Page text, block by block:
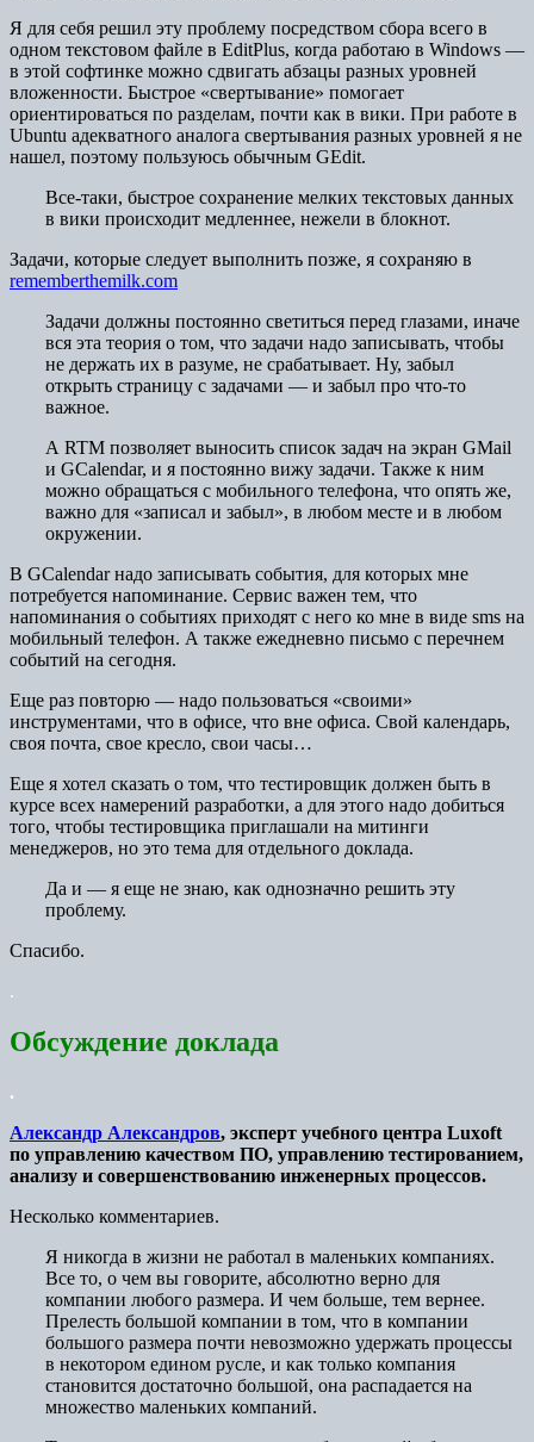
Я для себя решил эту проблему посредством сбора всего в
одном текстовом файле в EditPlus, когда работаю в Windows —
в этой софтинке можно сдвигать абзацы разных уровней
вложенности. Быстрое «свертывание» помогает
ориентироваться по разделам, почти как в вики. При работе в
Ubuntu адекватного аналога свертывания разных уровней я не
нашел, поэтому пользуюсь обычным GEdit.
Все-таки, быстрое сохранение мелких текстовых данных
в вики происходит медленнее, нежели в блокнот.
Задачи, которые следует выполнить позже, я сохраняю в
rememberthemilk.com
Задачи должны постоянно светиться перед глазами, иначе
вся эта теория о том, что задачи надо записывать, чтобы
не держать их в разуме, не срабатывает. Ну, забыл
открыть страницу с задачами — и забыл про что-то
важное.
А RTM позволяет выносить список задач на экран GMail
и GCalendar, и я постоянно вижу задачи. Также к ним
можно обращаться с мобильного телефона, что опять же,
важно для «записал и забыл», в любом месте и в любом
окружении.
В GCalendar надо записывать события, для которых мне
потребуется напоминание. Сервис важен тем, что
напоминания о событиях приходят с него ко мне в виде sms на
мобильный телефон. А также ежедневно письмо с перечнем
событий на сегодня.
Еще раз повторю — надо пользоваться «своими»
инструментами, что в офисе, что вне офиса. Свой календарь,
своя почта, свое кресло, свои часы…
Еще я хотел сказать о том, что тестировщик должен быть в
курсе всех намерений разработки, а для этого надо добиться
того, чтобы тестировщика приглашали на митинги
менеджеров, но это тема для отдельного доклада.
Да и — я еще не знаю, как однозначно решить эту
проблему.
Спасибо.
.
Обсуждение доклада
.
Александр Александров, эксперт учебного центра Luxoft
по управлению качеством ПО, управлению тестированием,
анализу и совершенствованию инженерных процессов.
Несколько комментариев.
Я никогда в жизни не работал в маленьких компаниях.
Все то, о чем вы говорите, абсолютно верно для
компании любого размера. И чем больше, тем вернее.
Прелесть большой компании в том, что в компании
большого размера почти невозможно удержать процессы
в некотором едином русле, и как только компания
становится достаточно большой, она распадается на
множество маленьких компаний.